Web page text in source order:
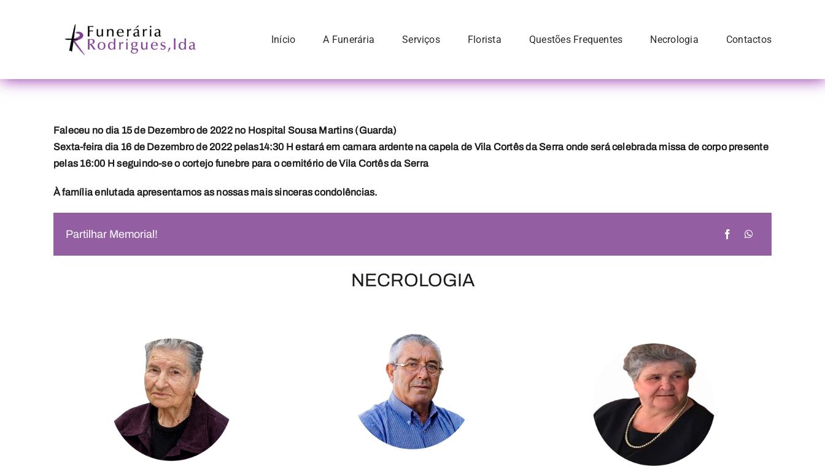
Início A Funerária Serviços Florista Questões Frequentes Necrologia Contactos
Faleceu no dia 15 de Dezembro de 2022 no Hospital Sousa Martins (Guarda)
Sexta-feira dia 16 de Dezembro de 2022 pelas14:30 H estará em camara ardente na capela de Vila Cortês da Serraonde será celebrada missa de corpo presente
pelas 16:00 H seguindo-se o cortejo funebre para o cemitério de Vila Cortês da Serra
À família enlutada apresentamos as nossas mais sinceras condolências.
Partilhar Memorial!
NECROLOGIA